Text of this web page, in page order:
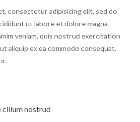
consectetur adipisicing elit, sed do
ut labore et dolore magna
veniam, quis nostrud exercitation
aliquip ex ea commodo consequat.
cillum nostrud